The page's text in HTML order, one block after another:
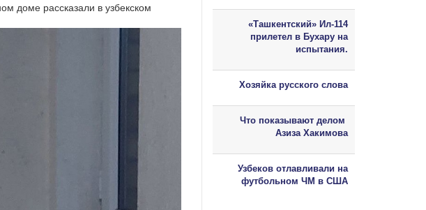
доме рассказали в узбекском
«Ташкентский» Ил-114
прилетел в Бухару на
испытания.
Хозяйка русского слова
Что показывают делом
Азиза Хакимова
Узбеков отлавливали на
футбольном ЧМ в США